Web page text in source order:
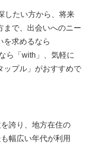
したい方から、将来
まで、出会いへのニー
を求めるなら
ら「with」、気軽に
ップル」がおすすめで
誇り、地方在住の
幅広い年代が利用